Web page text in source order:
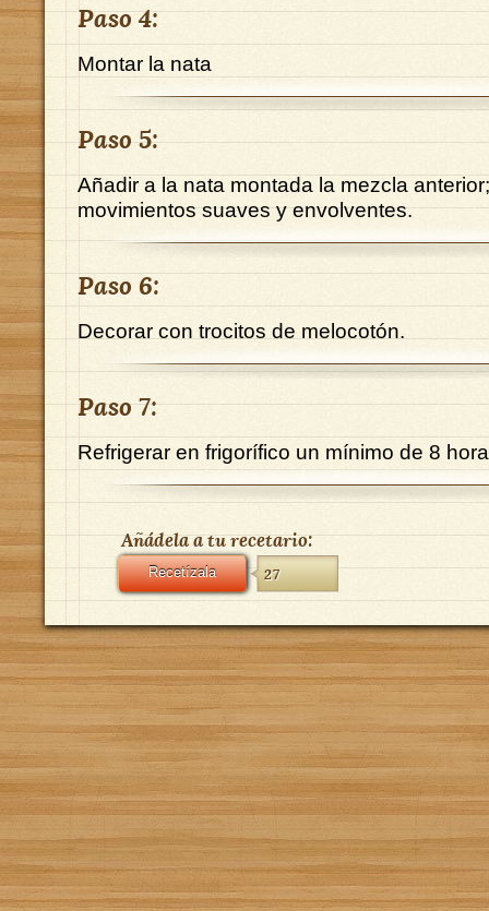
Paso 4:
Montar la nata
Paso 5:
Añadir a la nata montada la mezcla
movimientos suaves y envolventes.
Paso 6:
Decorar con trocitos de melocotón.
Paso 7:
Refrigerar en frigorífico un mínimo de 8
Añádela a tu recetario:
Recetízala 27